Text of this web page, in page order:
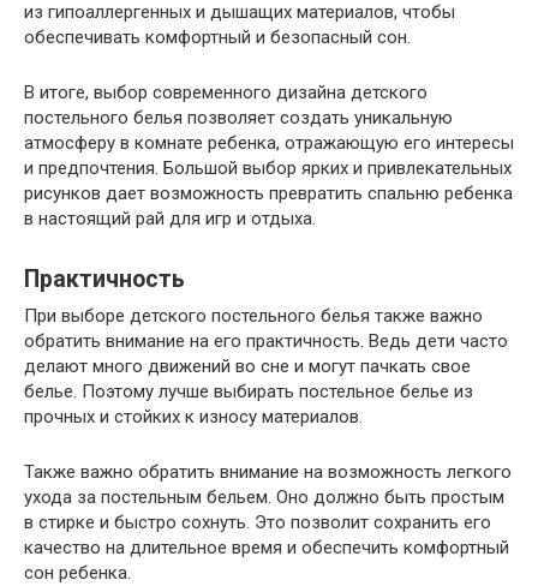
из гипоаллергенных и дышащих материалов, чтобы
обеспечивать комфортный и безопасный сон.
В итоге, выбор современного дизайна детского
постельного белья позволяет создать уникальную
атмосферу в комнате ребенка, отражающую его интересы
и предпочтения. Большой выбор ярких и привлекательных
рисунков дает возможность превратить спальню ребенка
в настоящий рай для игр и отдыха.
Практичность
При выборе детского постельного белья также важно
обратить внимание на его практичность. Ведь дети часто
делают много движений во сне и могут пачкать свое
белье. Поэтому лучше выбирать постельное белье из
прочных и стойких к износу материалов.
Также важно обратить внимание на возможность легкого
ухода за постельным бельем. Оно должно быть простым
в стирке и быстро сохнуть. Это позволит сохранить его
качество на длительное время и обеспечить комфортный
сон ребенка.